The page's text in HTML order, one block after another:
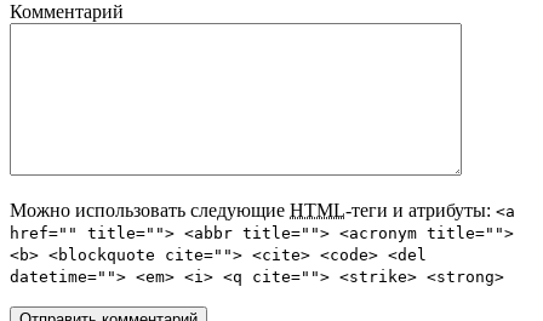
Комментарий
Можно использовать следующие HTML-теги и атрибуты: <a
href="" title=""> <abbr title=""> <acronym title="">
<b> <blockquote cite=""> <cite> <code> <del
datetime=""> <em> <i> <q cite=""> <strike> <strong>